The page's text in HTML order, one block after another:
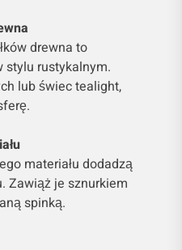
drewna to
stylu rustykalnym.
lub świec tealight,
materiału dodadzą
Zawiąż je sznurkiem
spinką.